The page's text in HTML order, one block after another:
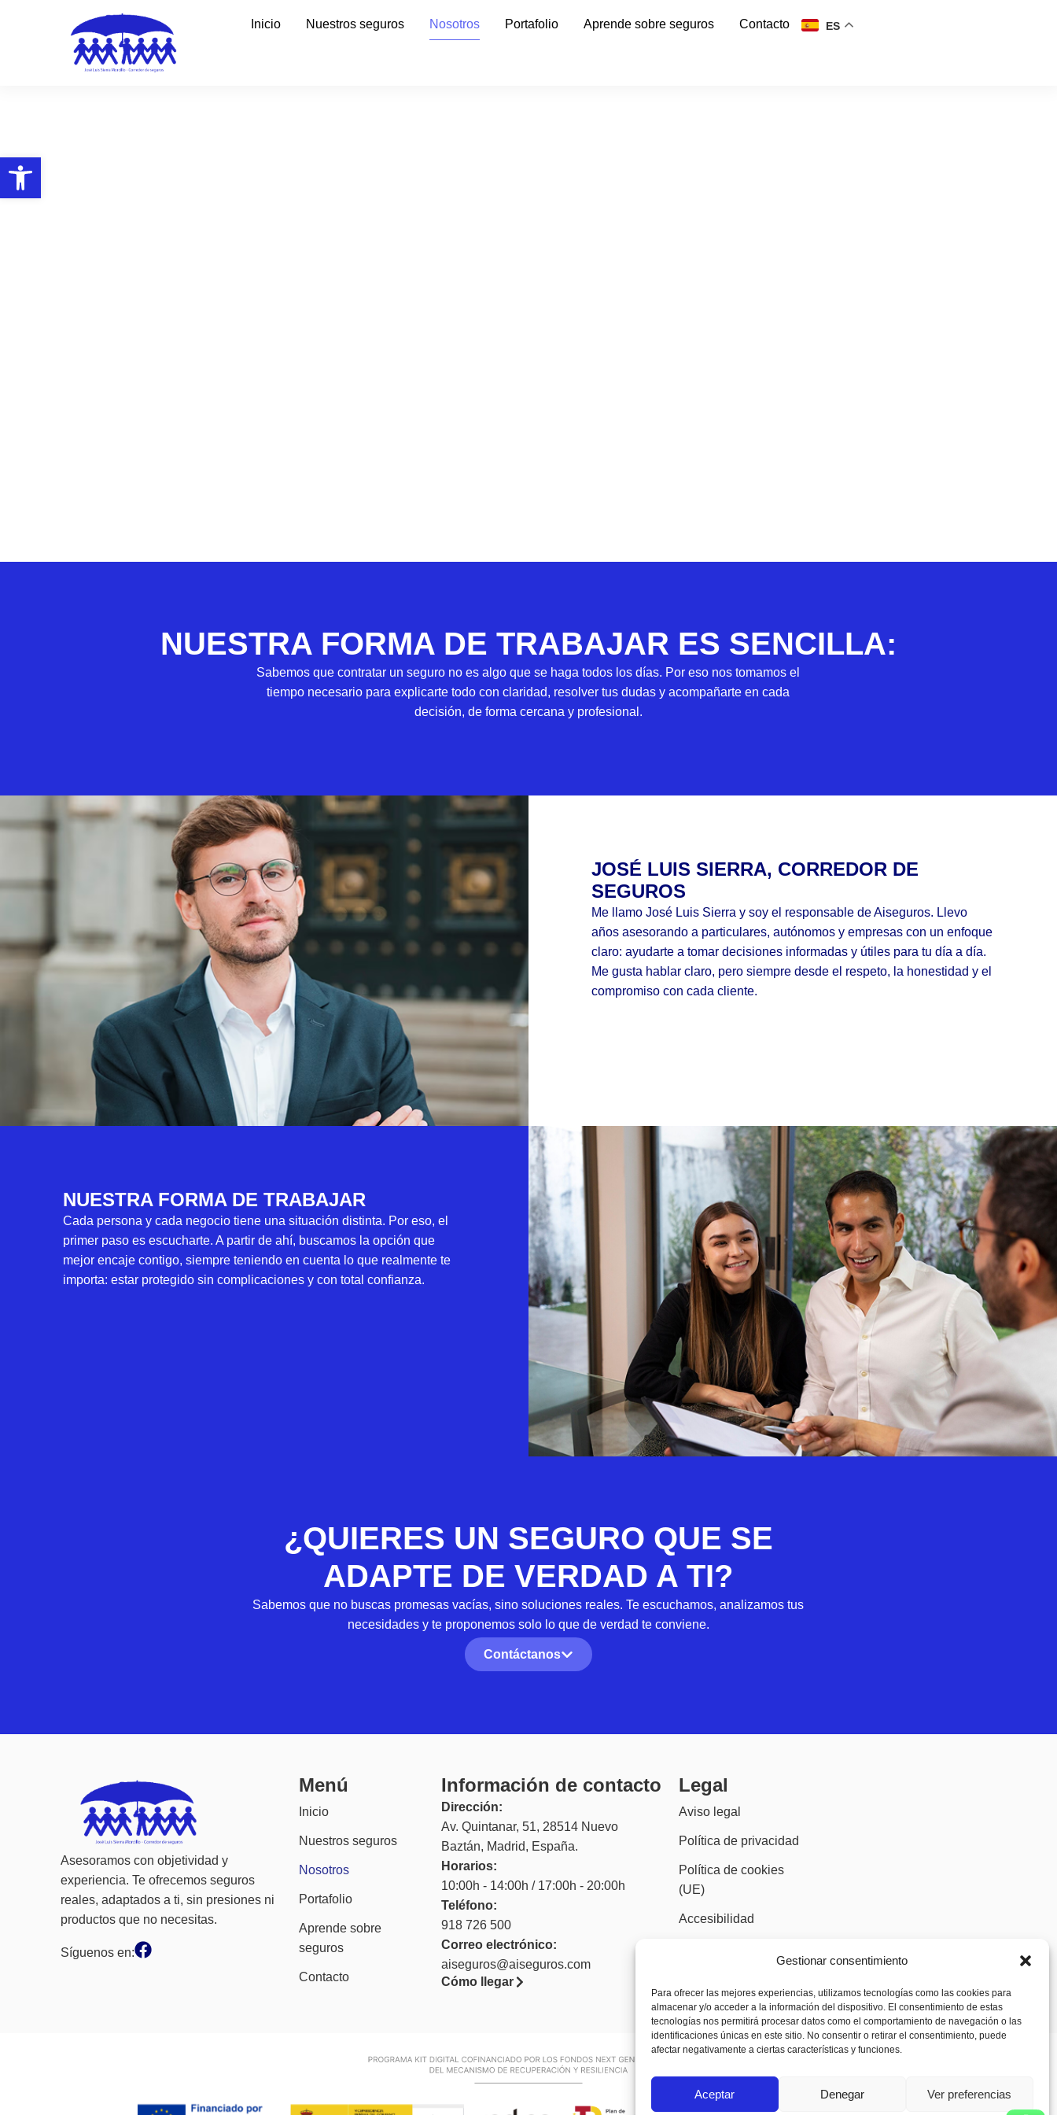
Abrir barra de herramientas
Gestionar consentimiento
Para ofrecer las mejores experiencias, utilizamos tecnologías como las cookies para
almacenar y/o acceder a la información del dispositivo. El consentimiento de estas
tecnologías nos permitirá procesar datos como el comportamiento de navegación o las
identificaciones únicas en este sitio. No consentir o retirar el consentimiento, puede
afectar negativamente a ciertas características y funciones.
Aceptar Denegar Ver preferencias
Inicio Nuestros seguros Nosotros Portafolio Aprende sobre seguros Contacto ES
NUESTRA FORMA DE TRABAJAR ES SENCILLA:
Sabemos que contratar un seguro no es algo que se haga todos los días. Por eso nos tomamos el
tiempo necesario para explicarte todo con claridad, resolver tus dudas y acompañarte en cada
decisión, de forma cercana y profesional.
JOSÉ LUIS SIERRA, CORREDOR DE
SEGUROS
Me llamo José Luis Sierra y soy el responsable de Aiseguros. Llevo
años asesorando a particulares, autónomos y empresas con un enfoque
claro: ayudarte a tomar decisiones informadas y útiles para tu día a día.
Me gusta hablar claro, pero siempre desde el respeto, la honestidad y el
compromiso con cada cliente.
NUESTRA FORMA DE TRABAJAR
Cada persona y cada negocio tiene una situación distinta. Por eso, el
primer paso es escucharte. A partir de ahí, buscamos la opción que
mejor encaje contigo, siempre teniendo en cuenta lo que realmente te
importa: estar protegido sin complicaciones y con total confianza.
¿QUIERES UN SEGURO QUE SE
ADAPTE DE VERDAD A TI?
Sabemos que no buscas promesas vacías, sino soluciones reales. Te escuchamos, analizamos tus
necesidades y te proponemos solo lo que de verdad te conviene.
Contáctanos
Asesoramos con objetividad y
experiencia. Te ofrecemos seguros
reales, adaptados a ti, sin presiones ni
productos que no necesitas.
Síguenos en:
Menú
Inicio
Nuestros seguros
Nosotros
Portafolio
Aprende sobre
seguros
Contacto
Información de contacto
Dirección:
Av. Quintanar, 51, 28514 Nuevo
Baztán, Madrid, España.
Horarios:
10:00h - 14:00h / 17:00h - 20:00h
Teléfono:
918 726 500
Correo electrónico:
aiseguros@aiseguros.com
Cómo llegar
Legal
Aviso legal
Política de privacidad
Política de cookies
(UE)
Accesibilidad